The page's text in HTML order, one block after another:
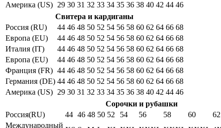
Америка (US) 29 30 31 32 33 34 35 36 38 40 42 44 46
Свитера и кардиганы
Россия (RU)
44 46 48 50 52 54 56 58 60 62 64 66 68
Европа (EU)
44 46 48 50 52 54 56 58 60 62 64 66 68
Италия (IT)
44 46 48 50 52 54 56 58 60 62 64 66 68
Европа (EU)
44 46 48 50 52 54 56 58 60 62 64 66 68
Франция (FR) 44 46 48 50 52 54 56 58 60 62 64 66 68
Германия (DE) 44 46 48 50 52 54 56 58 60 62 64 66 68
Америка (US) 29 30 31 32 33 34 35 36 38 40 42 44 46
Сорочки и рубашки
Россия(RU)
44 46 48 50 52 54 56 58 60
62
Международный